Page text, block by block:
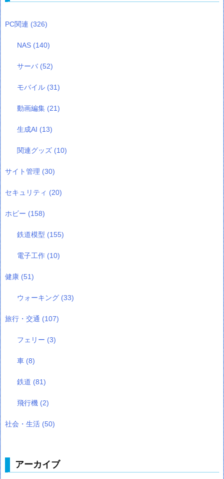
PC関連 (326)
NAS (140)
サーバ (52)
モバイル (31)
動画編集 (21)
生成AI (13)
関連グッズ (10)
サイト管理 (30)
セキュリティ (20)
ホビー (158)
鉄道模型 (155)
電子工作 (10)
健康 (51)
ウォーキング (33)
旅行・交通 (107)
フェリー (3)
車 (8)
鉄道 (81)
飛行機 (2)
社会・生活 (50)
アーカイブ